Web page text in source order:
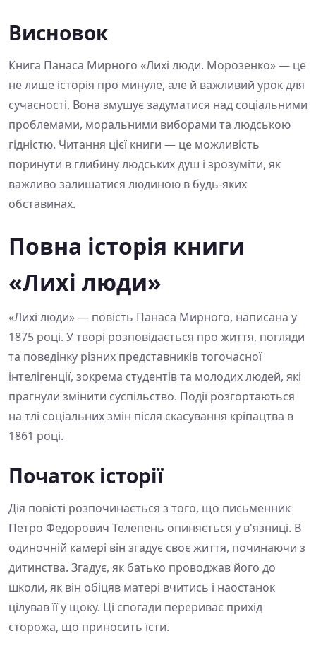
Висновок
Книга Панаса Мирного «Лихі люди. Морозенко» — це
не лише історія про минуле, але й важливий урок для
сучасності. Вона змушує задуматися над соціальними
проблемами, моральними виборами та людською
гідністю. Читання цієї книги — це можливість
поринути в глибину людських душ і зрозуміти, як
важливо залишатися людиною в будь-яких
обставинах.
Повна історія книги
«Лихі люди»
«Лихі люди» — повість Панаса Мирного, написана у
1875 році. У творі розповідається про життя, погляди
та поведінку різних представників тогочасної
інтелігенції, зокрема студентів та молодих людей, які
прагнули змінити суспільство. Події розгортаються
на тлі соціальних змін після скасування кріпацтва в
1861 році.
Початок історії
Дія повісті розпочинається з того, що письменник
Петро Федорович Телепень опиняється у в'язниці. В
одиночній камері він згадує своє життя, починаючи з
дитинства. Згадує, як батько проводжав його до
школи, як він обіцяв матері вчитись і наостанок
цілував її у щоку. Ці спогади перериває прихід
сторожа, що приносить їсти.